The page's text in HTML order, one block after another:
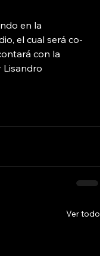
en la
el cual será co-
con la
Lisandro
Ver todo